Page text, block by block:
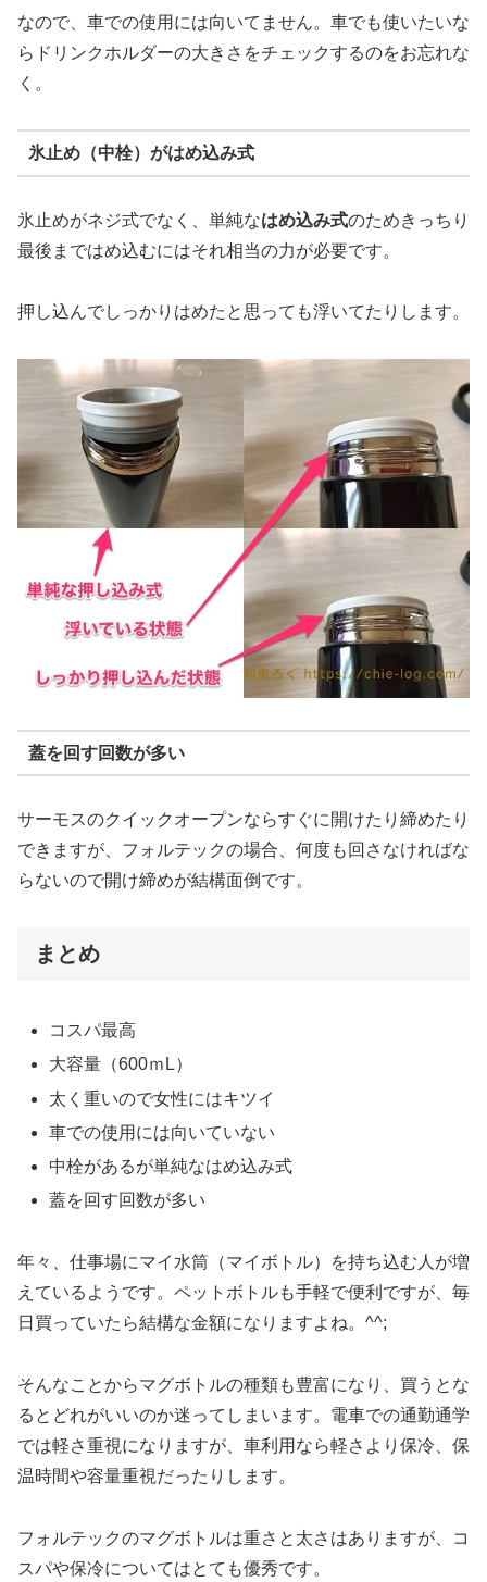
なので、車での使用には向いてません。車でも使いたいな
らドリンクホルダーの大きさをチェックするのをお忘れな
く。
氷止め（中栓）がはめ込み式
氷止めがネジ式でなく、単純なはめ込み式のためきっちり
最後まではめ込むにはそれ相当の力が必要です。
押し込んでしっかりはめたと思っても浮いてたりします。
蓋を回す回数が多い
サーモスのクイックオープンならすぐに開けたり締めたり
できますが、フォルテックの場合、何度も回さなければな
らないので開け締めが結構面倒です。
まとめ
コスパ最高
大容量（600ｍL）
太く重いので女性にはキツイ
車での使用には向いていない
中栓があるが単純なはめ込み式
蓋を回す回数が多い
年々、仕事場にマイ水筒（マイボトル）を持ち込む人が増
えているようです。ペットボトルも手軽で便利ですが、毎
日買っていたら結構な金額になりますよね。^^;
そんなことからマグボトルの種類も豊富になり、買うとな
るとどれがいいのか迷ってしまいます。電車での通勤通学
では軽さ重視になりますが、車利用なら軽さより保冷、保
温時間や容量重視だったりします。
フォルテックのマグボトルは重さと太さはありますが、コ
スパや保冷についてはとても優秀です。